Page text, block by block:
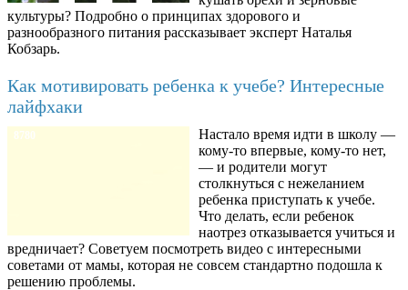
культуры? Подробно о принципах здорового и
разнообразного питания рассказывает эксперт Наталья
Кобзарь.
Как мотивировать ребенка к учебе? Интересные
лайфхаки
8780
Настало время идти в школу —
кому-то впервые, кому-то нет,
— и родители могут
столкнуться с нежеланием
ребенка приступать к учебе.
Что делать, если ребенок
наотрез отказывается учиться и
вредничает? Советуем посмотреть видео с интересными
советами от мамы, которая не совсем стандартно подошла к
решению проблемы.